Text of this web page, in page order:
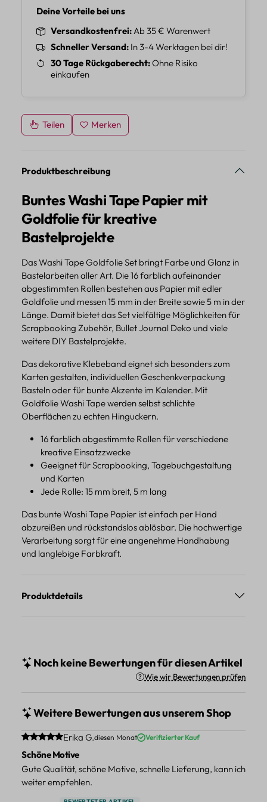
Deine Vorteile bei uns
Versandkostenfrei Ab 35 € Warenwert
Schneller Versand In 3-4 Werktagen bei dir!
30 Tage Rückgaberecht Ohne Risiko
einkaufen
Teilen Merken
Produktbeschreibung
Buntes Washi Tape Papier mit
Goldfolie für kreative
Bastelprojekte
Das Washi Tape Goldfolie Set bringt Farbe und Glanz in
Bastelarbeiten aller Art. Die 16 farblich aufeinander
abgestimmten Rollen bestehen aus Papier mit edler
Goldfolie und messen 15 mm in der Breite sowie 5 m in der
Länge. Damit bietet das Set vielfältige Möglichkeiten für
Scrapbooking Zubehör, Bullet Journal Deko und viele
weitere DIY Bastelprojekte.
Das dekorative Klebeband eignet sich besonders zum
Karten gestalten, individuellen Geschenkverpackung
Basteln oder für bunte Akzente im Kalender. Mit
Goldfolie Washi Tape werden selbst schlichte
Oberflächen zu echten Hinguckern.
16 farblich abgestimmte Rollen für verschiedene
kreative Einsatzzwecke
Geeignet für Scrapbooking, Tagebuchgestaltung
und Karten
Jede Rolle: 15 mm breit, 5 m lang
Das bunte Washi Tape Papier ist einfach per Hand
abzureißen und rückstandslos ablösbar. Die hochwertige
Verarbeitung sorgt für eine angenehme Handhabung
und langlebige Farbkraft.
Produktdetails
Noch keine Bewertungen für diesen Artikel
Wie wir Bewertungen prüfen
Weitere Bewertungen aus unserem Shop
Durchschnittliche Bewertung von 5 von 5 Sternen
Erika G.diesen Monat Verifizierter Kauf
Schöne Motive
Gute Qualität, schöne Motive, schnelle Lieferung, kann ich
weiter empfehlen.